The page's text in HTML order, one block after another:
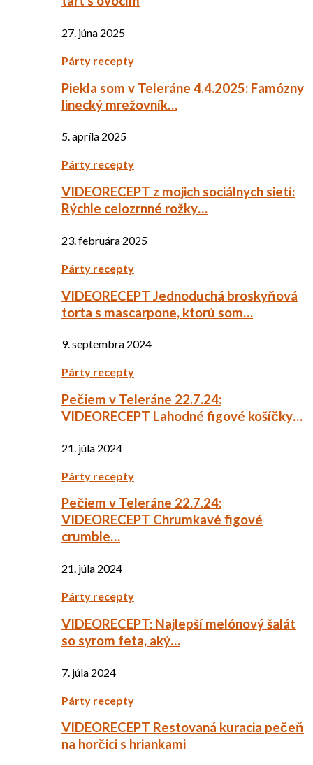
27. júna 2025
Párty recepty
Piekla som v Teleráne 4.4.2025: Famózny
linecký mrežovník…
5. apríla 2025
Párty recepty
VIDEORECEPT z mojich sociálnych sietí:
Rýchle celozrnné rožky…
23. februára 2025
Párty recepty
VIDEORECEPT Jednoduchá broskyňová
torta s mascarpone, ktorú som…
9. septembra 2024
Párty recepty
Pečiem v Teleráne 22.7.24:
VIDEORECEPT Lahodné figové košíčky…
21. júla 2024
Párty recepty
Pečiem v Teleráne 22.7.24:
VIDEORECEPT Chrumkavé figové
crumble…
21. júla 2024
Párty recepty
VIDEORECEPT: Najlepší melónový šalát
so syrom feta, aký…
7. júla 2024
Párty recepty
VIDEORECEPT Restovaná kuracia pečeň
na horčici s hriankami